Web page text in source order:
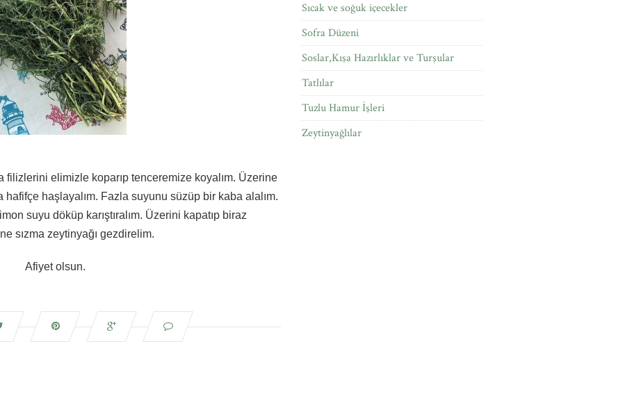
filizlerini elimizle koparıp tenceremize koyalım. Üzerine
hafifçe haşlayalım. Fazla suyunu süzüp bir kaba alalım.
suyu döküp karıştıralım. Üzerini kapatıp biraz
sızma zeytinyağı gezdirelim.
Afiyet olsun.
Sıcak ve soğuk içecekler
Sofra Düzeni
Soslar,Kışa Hazırlıklar ve Turşular
Tatlılar
Tuzlu Hamur İşleri
Zeytinyağlılar